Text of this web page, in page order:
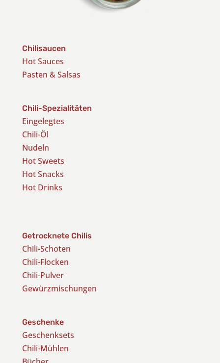
Chilisaucen
Hot Sauces
Pasten & Salsas
Chili-Spezialitäten
Eingelegtes
Chili-Öl
Nudeln
Hot Sweets
Hot Snacks
Hot Drinks
Getrocknete Chilis
Chili-Schoten
Chili-Flocken
Chili-Pulver
Gewürzmischungen
Geschenke
Geschenksets
Chili-Mühlen